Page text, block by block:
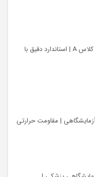
خرید شیشه‌آلات آزمایشگاهی کلاس A | استاندارد دقیق با
| مقاومت حرارتی